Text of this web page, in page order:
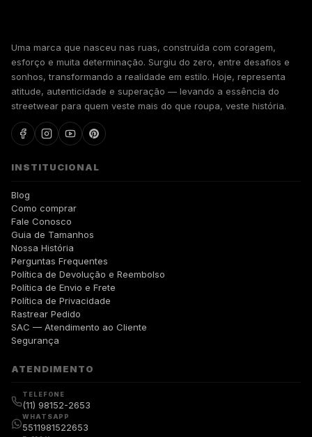
Uma marca que nasceu nas ruas, construída com coragem,
esforço e muita determinação. Surgiu do zero, entre desafios e
sonhos, transformando a realidade em estilo. Hoje, representa
atitude, autenticidade e superação — levando a essência do
streetwear para quem veste mais do que roupa, veste história.
INSTITUCIONAL
Blog
Como comprar
Fale Conosco
Guia de Tamanhos
Nossa História
Perguntas Frequentes
Política de Devolução e Reembolso
Política de Envio e Frete
Política de Privacidade
Rastrear Pedido
SAC — Atendimento ao Cliente
Segurança
ATENDIMENTO
TELEFONE
(11) 98152-2653
WHATSAPP
5511981522653